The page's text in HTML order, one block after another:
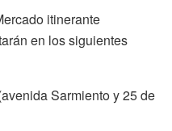
itinerante
en los siguientes
Sarmiento y 25 de